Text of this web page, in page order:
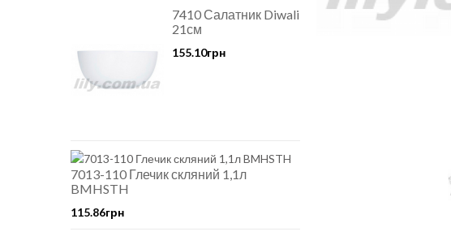
7410 Салатник Diwali
21см
155.10грн
7013-110 Глечик скляний 1,1л
BMHSTH
115.86грн